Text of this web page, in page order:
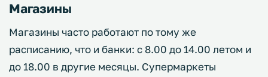
Магазины
Магазины часто работают по тому же
расписанию, что и банки: с 8.00 до 14.00 летом и
до 18.00 в другие месяцы. Супермаркеты